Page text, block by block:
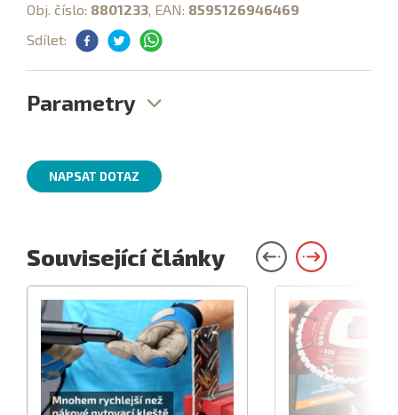
Obj. číslo: 8801233, EAN: 8595126946469
Sdílet:
Parametry
NAPSAT DOTAZ
Související články